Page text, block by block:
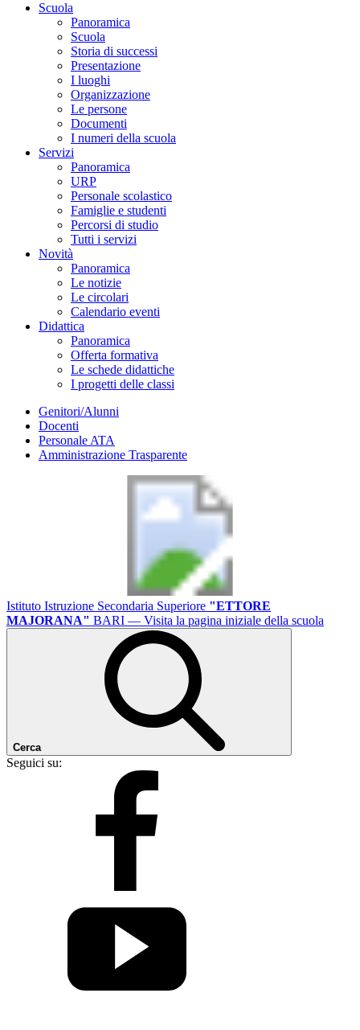
Scuola
Panoramica
Scuola
Storia di successi
Presentazione
I luoghi
Organizzazione
Le persone
Documenti
I numeri della scuola
Servizi
Panoramica
URP
Personale scolastico
Famiglie e studenti
Percorsi di studio
Tutti i servizi
Novità
Panoramica
Le notizie
Le circolari
Calendario eventi
Didattica
Panoramica
Offerta formativa
Le schede didattiche
I progetti delle classi
Genitori/Alunni
Docenti
Personale ATA
Amministrazione Trasparente
Istituto Istruzione Secondaria Superiore "ETTORE
MAJORANA" BARI — Visita la pagina iniziale della scuola
Cerca
Seguici su: